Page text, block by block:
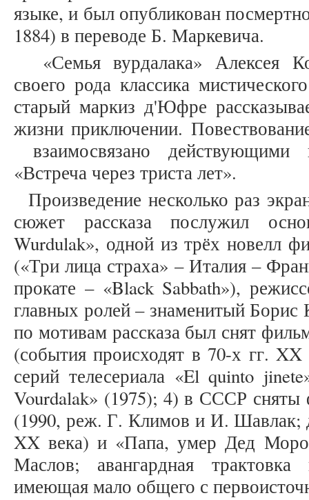
языке, и был опубликован
1884) в переводе Б. Маркевича.
«Семья вурдалака» Алексея
своего рода классика
старый маркиз д'Юфре
жизни приключении.
взаимосвязано действующими
«Встреча через триста лет».
Произведение несколько раз
сюжет рассказа послужил
Wurdulak», одной из трёх новелл
(«Три лица страха» – Италия –
прокате – «Black Sabbath»),
главных ролей – знаменитый
по мотивам рассказа был снят
(события происходят в 70-х гг.
серий телесериала «El quinto
Vourdalak» (1975); 4) в СССР сняты
(1990, реж. Г. Климов и И. Шавлак;
XX века) и «Папа, умер Дед
Маслов; авангардная
имеющая мало общего с